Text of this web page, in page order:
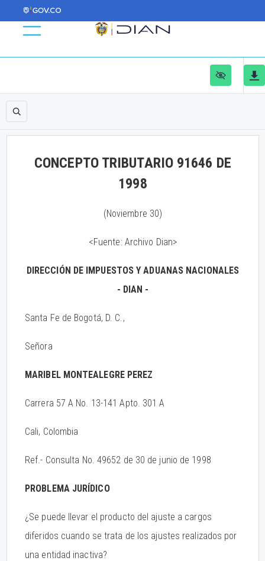
CONCEPTO TRIBUTARIO 91646 DE
1998
(Noviembre 30)
<Fuente: Archivo Dian>
DIRECCIÓN DE IMPUESTOS Y ADUANAS NACIONALES
- DIAN -
Santa Fe de Bogotá, D. C.,
Señora
MARIBEL MONTEALEGRE PEREZ
Carrera 57 A No. 13-141 Apto. 301 A
Cali, Colombia
Ref.- Consulta No. 49652 de 30 de junio de 1998
PROBLEMA JURÍDICO
¿Se puede llevar el producto del ajuste a cargos
diferidos cuando se trata de los ajustes realizados por
una entidad inactiva?